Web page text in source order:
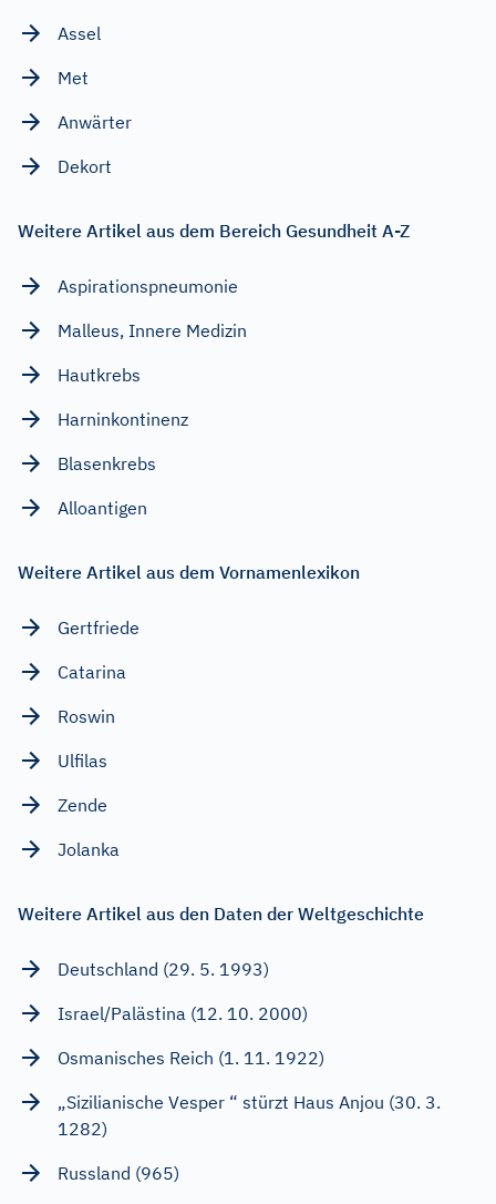
Assel
Met
Anwärter
Dekort
Weitere Artikel aus dem Bereich Gesundheit A-Z
Aspirationspneumonie
Malleus, Innere Medizin
Hautkrebs
Harninkontinenz
Blasenkrebs
Alloantigen
Weitere Artikel aus dem Vornamenlexikon
Gertfriede
Catarina
Roswin
Ulfilas
Zende
Jolanka
Weitere Artikel aus den Daten der Weltgeschichte
Deutschland (29. 5. 1993)
Israel/Palästina (12. 10. 2000)
Osmanisches Reich (1. 11. 1922)
„Sizilianische Vesper “ stürzt Haus Anjou (30. 3.
1282)
Russland (965)